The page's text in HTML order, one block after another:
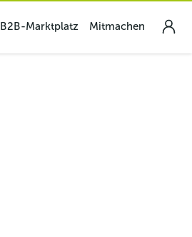
B2B-Marktplatz Mitmachen